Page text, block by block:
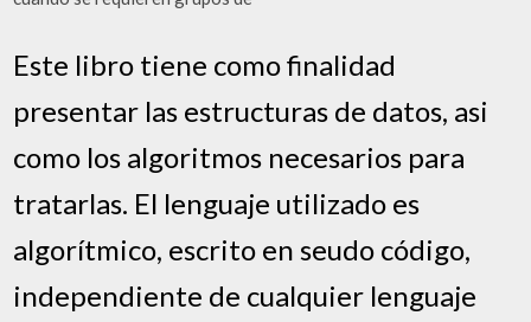
Este libro tiene como finalidad
presentar las estructuras de datos, asi
como los algoritmos necesarios para
tratarlas. El lenguaje utilizado es
algorítmico, escrito en seudo código,
independiente de cualquier lenguaje